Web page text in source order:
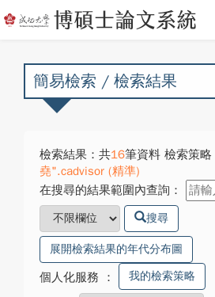
簡易檢索 / 檢索結果
檢索結果：共16筆資料 檢索策略
堯".cadvisor (精準)
在搜尋的結果範圍內查詢：
搜尋
展開檢索結果的年代分布圖
個人化服務 ： 我的檢索策略